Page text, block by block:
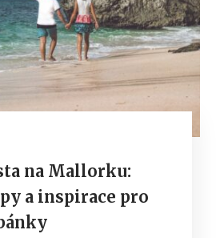
na Mallorku:
a inspirace pro